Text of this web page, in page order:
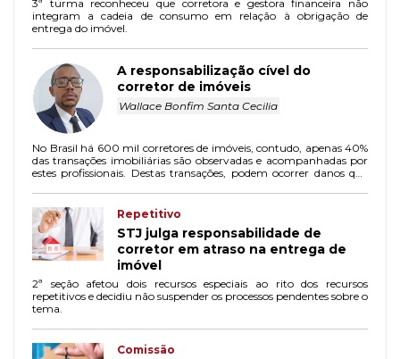
3ª turma reconheceu que corretora e gestora financeira não
integram a cadeia de consumo em relação à obrigação de
entrega do imóvel.
A responsabilização cível do
corretor de imóveis
Wallace Bonfim Santa Cecilia
No Brasil há 600 mil corretores de imóveis, contudo, apenas 40%
das transações imobiliárias são observadas e acompanhadas por
estes profissionais. Destas transações, podem ocorrer danos que
credibilidade.
Repetitivo
STJ julga responsabilidade de
corretor em atraso na entrega de
imóvel
2ª seção afetou dois recursos especiais ao rito dos recursos
repetitivos e decidiu não suspender os processos pendentes sobre o
tema.
Comissão